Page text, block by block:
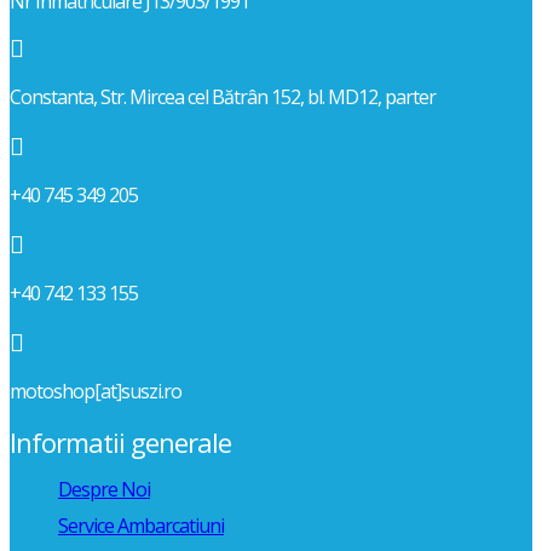

Constanta, Str. Mircea cel Bătrân 152, bl. MD12, parter

+40 745 349 205

+40 742 133 155

motoshop[at]suszi.ro
Informatii generale
Despre Noi
Service Ambarcatiuni